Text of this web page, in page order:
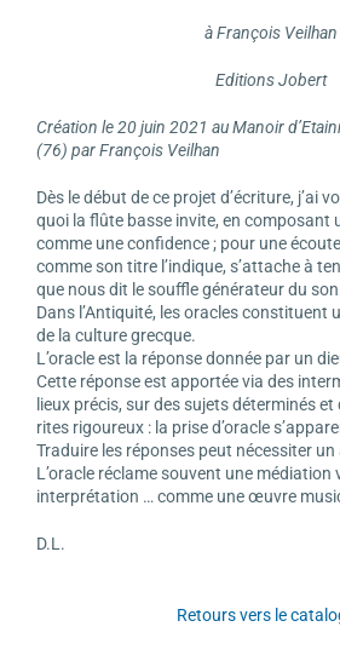
à François Veilhan
Editions Jobert
Création le 20 juin 2021 au Manoir
(76) par François Veilhan
Dès le début de ce projet d’écriture, j’ai
quoi la flûte basse invite, en composant
comme une confidence ; pour une
comme son titre l’indique, s’attache à
que nous dit le souffle générateur du
Dans l’Antiquité, les oracles constituent
de la culture grecque.
L’oracle est la réponse donnée par un
Cette réponse est apportée via des
lieux précis, sur des sujets déterminés
rites rigoureux : la prise d’oracle
Traduire les réponses peut nécessiter
L’oracle réclame souvent une médiation
interprétation … comme une œuvre
D.L.
Retours vers le